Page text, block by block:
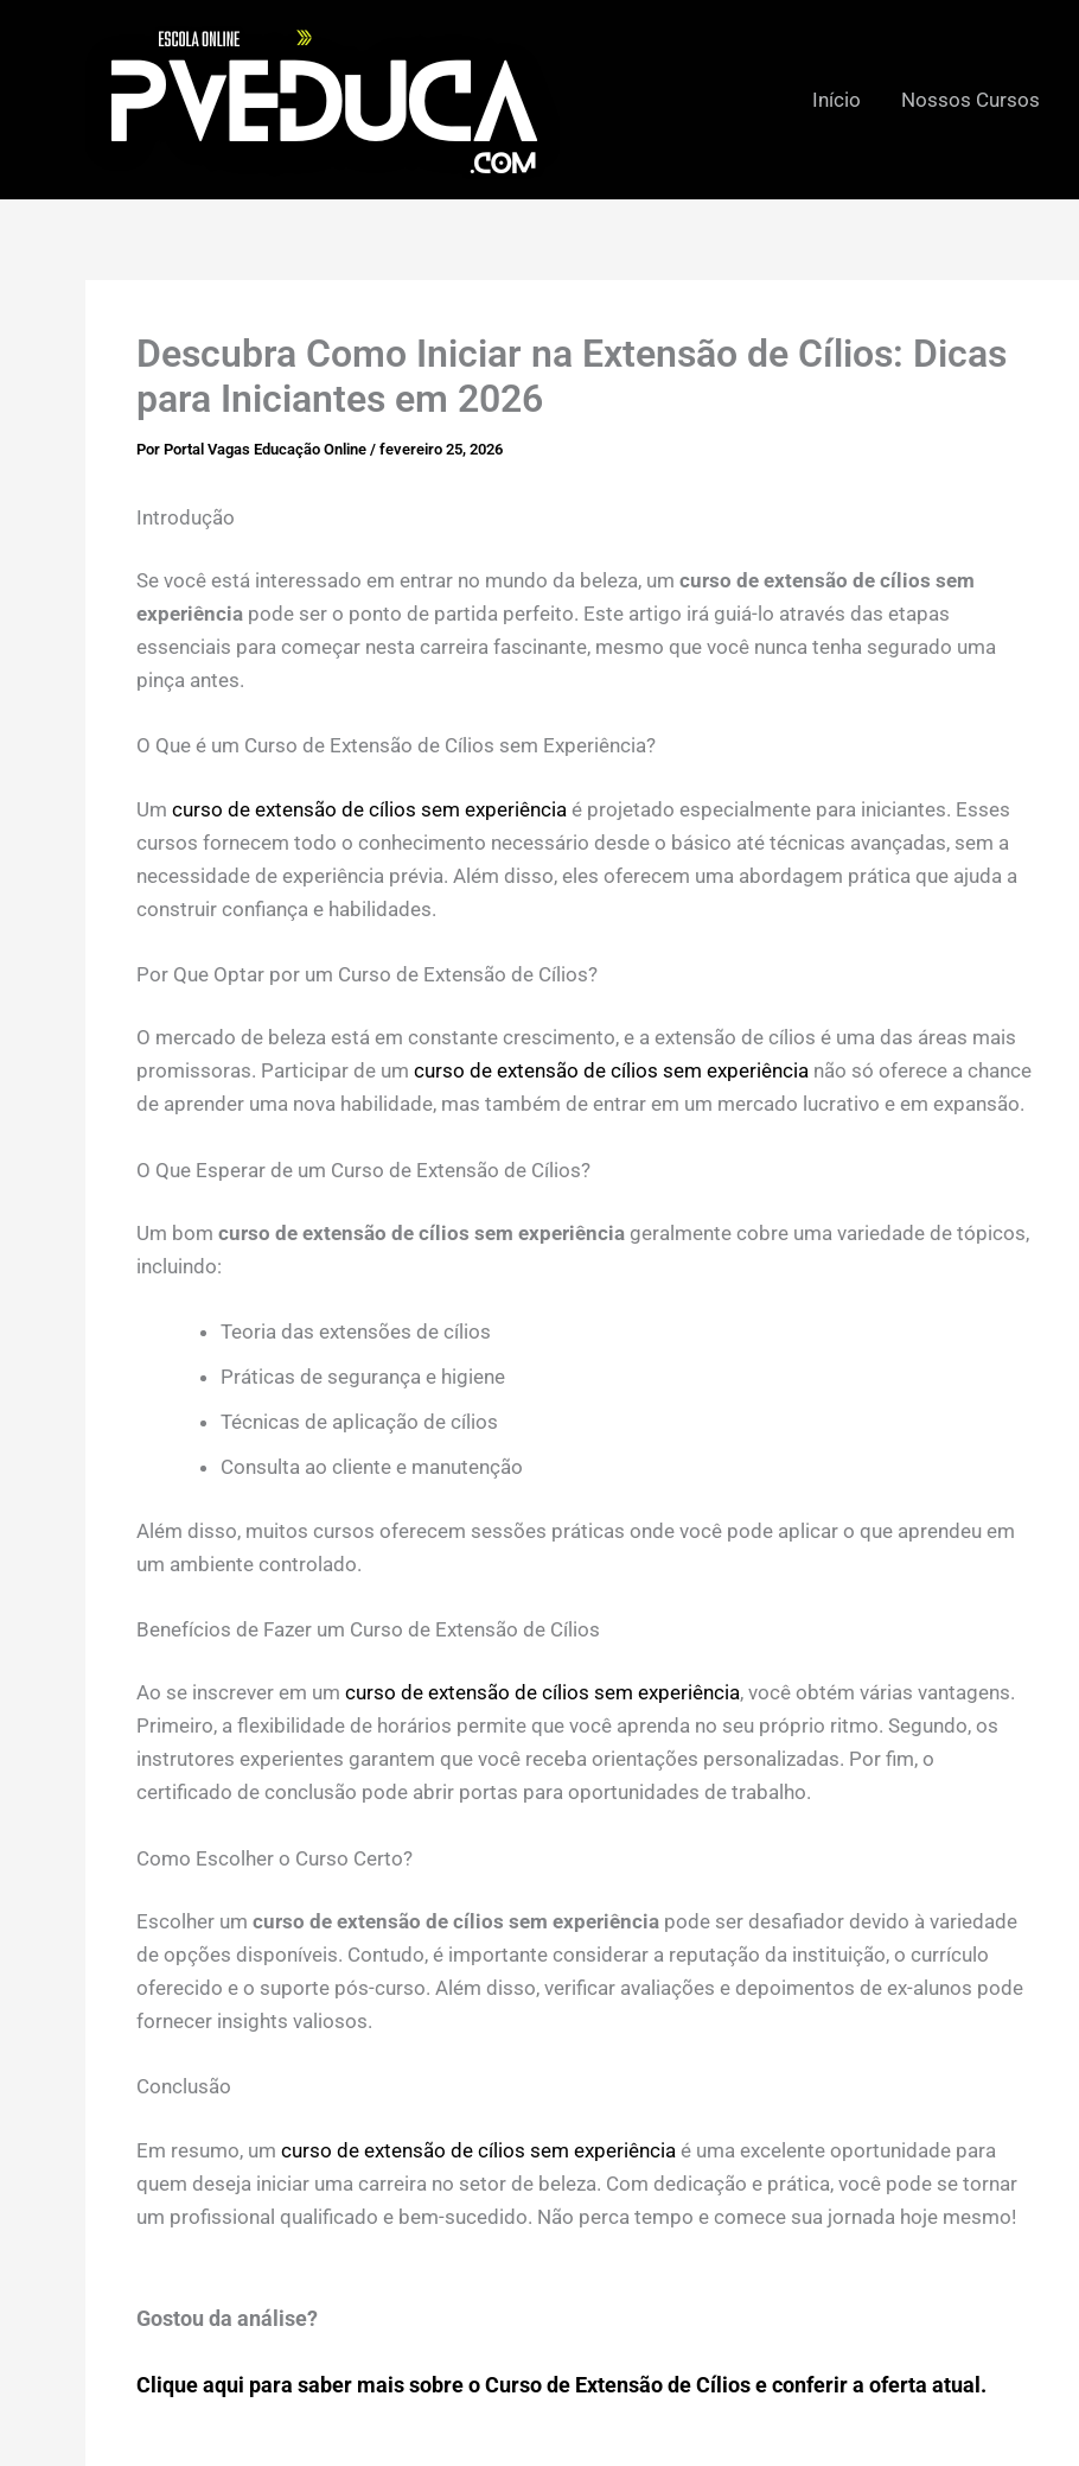
Início Nossos Cursos
Descubra Como Iniciar na Extensão de Cílios: Dicas
para Iniciantes em 2026
Por Portal Vagas Educação Online / fevereiro 25, 2026
Introdução
Se você está interessado em entrar no mundo da beleza, um curso de extensão de cílios sem
experiênciapode ser o ponto de partida perfeito. Este artigo irá guiá-lo através das etapas
essenciais para começar nesta carreira fascinante, mesmo que você nunca tenha segurado uma
pinça antes.
O Que é um Curso de Extensão de Cílios sem Experiência?
Um curso de extensão de cílios sem experiência é projetado especialmente para iniciantes. Esses
cursos fornecem todo o conhecimento necessário desde o básico até técnicas avançadas, sem a
necessidade de experiência prévia. Além disso, eles oferecem uma abordagem prática que ajuda a
construir confiança e habilidades.
Por Que Optar por um Curso de Extensão de Cílios?
O mercado de beleza está em constante crescimento, e a extensão de cílios é uma das áreas mais
promissoras. Participar de um curso de extensão de cílios sem experiêncianão só oferece a chance
de aprender uma nova habilidade, mas também de entrar em um mercado lucrativo e em expansão.
O Que Esperar de um Curso de Extensão de Cílios?
Um bom curso de extensão de cílios sem experiênciageralmente cobre uma variedade de tópicos,
incluindo:
Teoria das extensões de cílios
Práticas de segurança e higiene
Técnicas de aplicação de cílios
Consulta ao cliente e manutenção
Além disso, muitos cursos oferecem sessões práticas onde você pode aplicar o que aprendeu em
um ambiente controlado.
Benefícios de Fazer um Curso de Extensão de Cílios
Ao se inscrever em um curso de extensão de cílios sem experiência, você obtém várias vantagens.
Primeiro, a flexibilidade de horários permite que você aprenda no seu próprio ritmo. Segundo, os
instrutores experientes garantem que você receba orientações personalizadas. Por fim, o
certificado de conclusão pode abrir portas para oportunidades de trabalho.
Como Escolher o Curso Certo?
Escolher um curso de extensão de cílios sem experiênciapode ser desafiador devido à variedade
de opções disponíveis. Contudo, é importante considerar a reputação da instituição, o currículo
oferecido e o suporte pós-curso. Além disso, verificar avaliações e depoimentos de ex-alunos pode
fornecer insights valiosos.
Conclusão
Em resumo, um curso de extensão de cílios sem experiência é uma excelente oportunidade para
quem deseja iniciar uma carreira no setor de beleza. Com dedicação e prática, você pode se tornar
um profissional qualificado e bem-sucedido. Não perca tempo e comece sua jornada hoje mesmo!
Gostou da análise?
Clique aqui para saber mais sobre o Curso de Extensão de Cílios e conferir a oferta atual.